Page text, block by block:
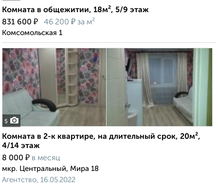
Комната в общежитии, 18м², 5/9 этаж
831 600 ₽ 46 200 ₽ за м²
Комсомольская 1
5
Комната в 2-к квартире, на длительный срок, 20м²,
4/14 этаж
8 000 ₽ в месяц
мкр. Центральный, Мира 18
Агентство, 16.05.2022